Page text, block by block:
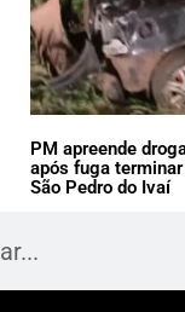
PM apreende
após fuga
São Pedro do Ivaí